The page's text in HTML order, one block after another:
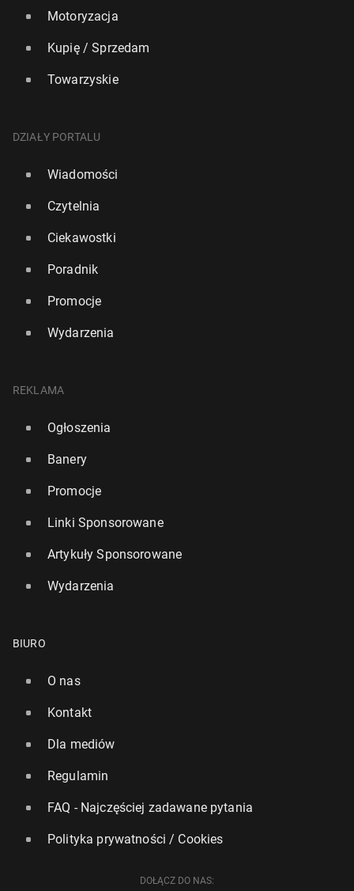
Motoryzacja
Kupię / Sprzedam
Towarzyskie
DZIAŁY PORTALU
Wiadomości
Czytelnia
Ciekawostki
Poradnik
Promocje
Wydarzenia
REKLAMA
Ogłoszenia
Banery
Promocje
Linki Sponsorowane
Artykuły Sponsorowane
Wydarzenia
BIURO
O nas
Kontakt
Dla mediów
Regulamin
FAQ - Najczęściej zadawane pytania
Polityka prywatności / Cookies
DOŁĄCZ DO NAS: